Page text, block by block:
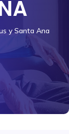
y Santa Ana